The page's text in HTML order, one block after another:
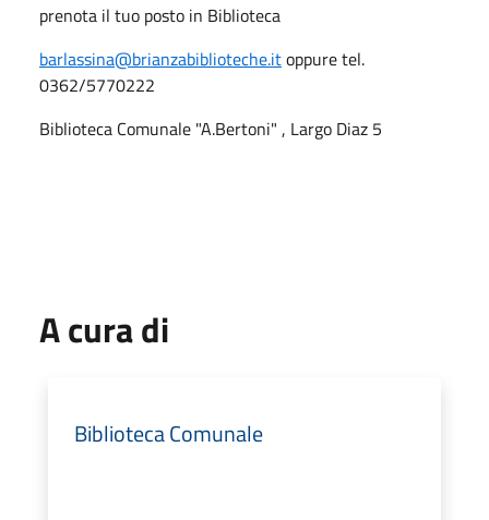
prenota il tuo posto in Biblioteca
barlassina@brianzabiblioteche.itoppure tel.
0362/5770222
Biblioteca Comunale "A.Bertoni" , Largo Diaz 5
A cura di
Biblioteca Comunale